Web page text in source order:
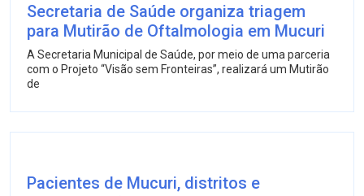
Secretaria de Saúde organiza triagem
para Mutirão de Oftalmologia em Mucuri
A Secretaria Municipal de Saúde, por meio de uma parceria
com o Projeto “Visão sem Fronteiras”, realizará um Mutirão
de
Pacientes de Mucuri, distritos e